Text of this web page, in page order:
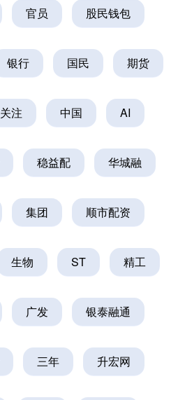
官员 股民钱包
银行 国民 期货
关注 中国 AI
稳益配 华城融
集团 顺市配资
生物 ST 精工
广发 银泰融通
三年 升宏网